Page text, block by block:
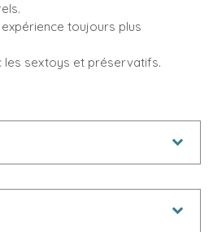
toujours plus
les sextoys et préservatifs.